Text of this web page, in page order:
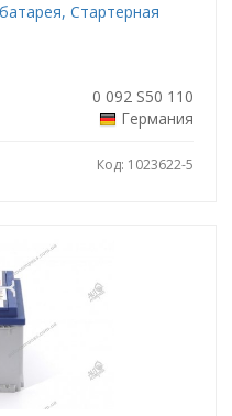
Стартерная
0 092 S50 110
Германия
Код: 1023622-5